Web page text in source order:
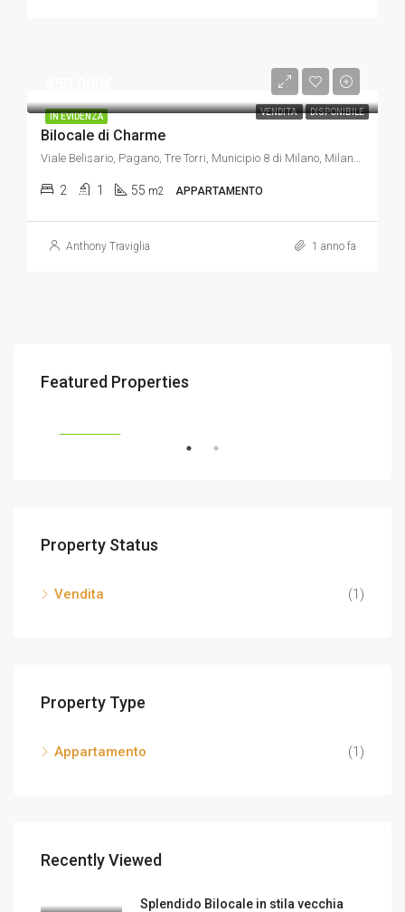
IN EVIDENZA VENDITA DISPONIBILE
Bilocale di Charme
Viale Belisario, Pagano, Tre Torri, Municipio 8 di Milano, Milano, Lombardia, 20145, Italia
2 1 55 m2 APPARTAMENTO
Anthony Traviglia 1 anno fa
Featured Properties
545.000€
Property Status
Vendita (1)
Property Type
Appartamento (1)
Recently Viewed
Splendido Bilocale in stila vecchia